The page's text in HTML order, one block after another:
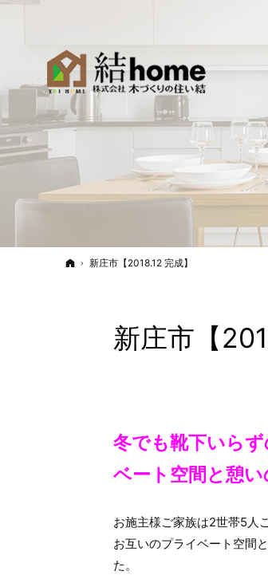
ホーム
新庄市【2018.12 完成】
新庄市【
冬でも靴下いら
ベート空間と憩
お施主様ご家族は2世帯5人
お互いのプライベート空間
た。